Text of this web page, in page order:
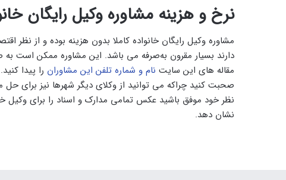
نرخ و هزینه مشاوره وکیل رایگان
مشاوره وکیل رایگان خانواده کاملا بدون هزینه بوده و از نظر
دارند بسیار مقرون به‌صرفه می ‌باشد. این مشاوره ممکن است
مقاله های این سایت‌ نام و شماره تلفن این مشاوران را پیدا
صحبت کنید چراکه می ‌توانید از وکلای دیگر شهرها نیز برای حل
نظر خود موفق باشید عکس تمامی مدارک و اسناد را برای وکیل
نشان دهد.